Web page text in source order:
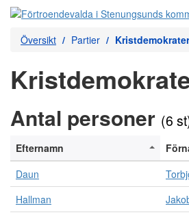
Översikt Partier
Antal personer (6
Efternamn
Daun
Hallman